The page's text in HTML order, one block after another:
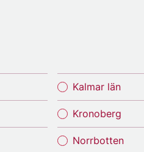
Kalmar län
Kronoberg
Norrbotten